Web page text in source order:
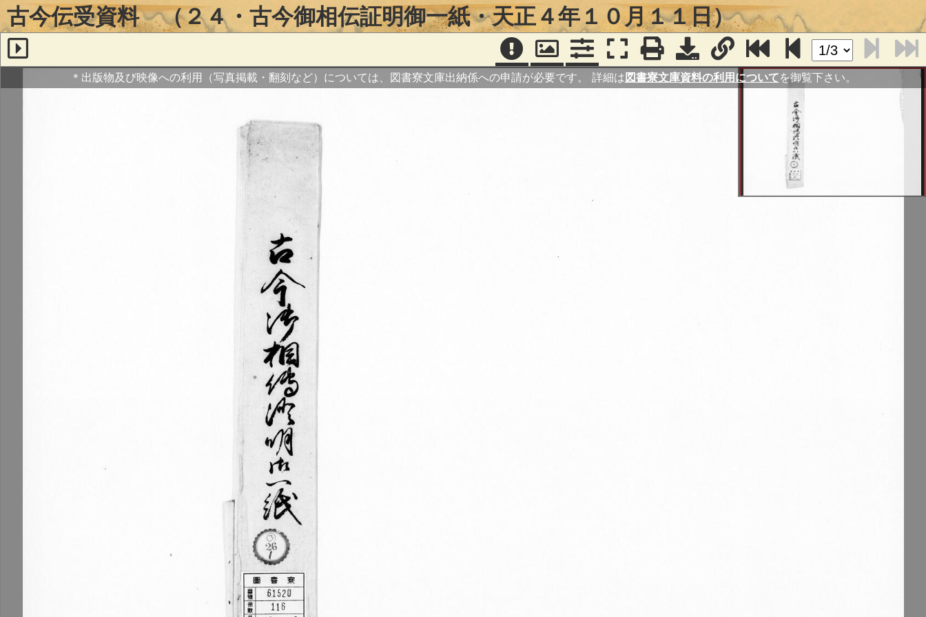
古今伝受資料 （２４・古今御相伝証明御一紙・天正４年１０月１１日）
＊出版物及び映像への利用（写真掲載・翻刻など）については、図書寮文庫出納係への申請が必要です。 詳細は 図書寮文庫資料の利用についてを御覧下さい。